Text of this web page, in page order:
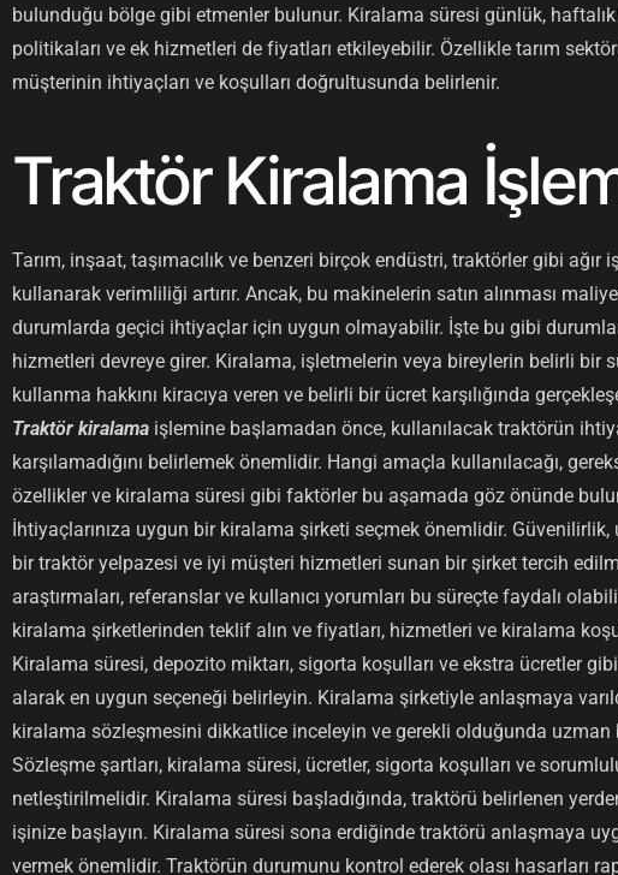
bulunduğu bölge gibi etmenler bulunur. Kiralama süresi günlük,
politikaları ve ek hizmetleri de fiyatları etkileyebilir. Özellikle tarım
müşterinin ihtiyaçları ve koşulları doğrultusunda belirlenir.
Traktör Kiralama
Tarım, inşaat, taşımacılık ve benzeri birçok endüstri, traktörler gibi ağır
kullanarak verimliliği artırır. Ancak, bu makinelerin satın alınması
durumlarda geçici ihtiyaçlar için uygun olmayabilir. İşte bu gibi
hizmetleri devreye girer. Kiralama, işletmelerin veya bireylerin belirli bir
kullanma hakkını kiracıya veren ve belirli bir ücret karşılığında
Traktör kiralama işlemine başlamadan önce, kullanılacak traktörün
karşılamadığını belirlemek önemlidir. Hangi amaçla kullanılacağı,
özellikler ve kiralama süresi gibi faktörler bu aşamada göz önünde
İhtiyaçlarınıza uygun bir kiralama şirketi seçmek önemlidir.
bir traktör yelpazesi ve iyi müşteri hizmetleri sunan bir şirket tercih
araştırmaları, referanslar ve kullanıcı yorumları bu süreçte faydalı
kiralama şirketlerinden teklif alın ve fiyatları, hizmetleri ve kiralama
Kiralama süresi, depozito miktarı, sigorta koşulları ve ekstra ücretler
alarak en uygun seçeneği belirleyin. Kiralama şirketiyle anlaşmaya
kiralama sözleşmesini dikkatlice inceleyin ve gerekli olduğunda uzman
Sözleşme şartları, kiralama süresi, ücretler, sigorta koşulları ve
netleştirilmelidir. Kiralama süresi başladığında, traktörü belirlenen
işinize başlayın. Kiralama süresi sona erdiğinde traktörü anlaşmaya
vermek önemlidir. Traktörün durumunu kontrol ederek olası hasarları